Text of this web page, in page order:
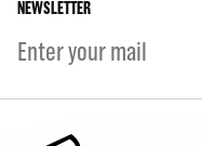
NEWSLETTER